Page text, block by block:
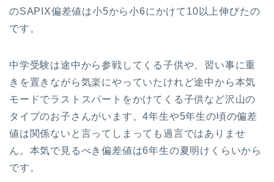
のSAPIX偏差値は小5から小6にかけて10以上伸びたの
です。
中学受験は途中から参戦してくる子供や、習い事に重
きを置きながら気楽にやっていたけれど途中から本気
モードでラストスパートをかけてくる子供など沢山の
タイプのお子さんがいます。4年生や5年生の頃の偏差
値は関係ないと言ってしまっても過言ではありませ
ん。本気で見るべき偏差値は6年生の夏明けくらいから
です。